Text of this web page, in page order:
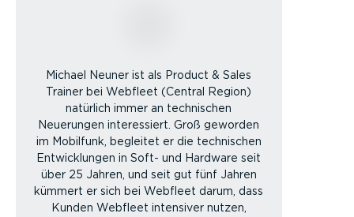
Michael Neuner ist als Product & Sales
Trainer bei Webfleet (Central Region)
natürlich immer an technischen
Neuerungen interessiert. Groß geworden
im Mobilfunk, begleitet er die technischen
Entwicklungen in Soft- und Hardware seit
über 25 Jahren, und seit gut fünf Jahren
kümmert er sich bei Webfleet darum, dass
Kunden Webfleet intensiver nutzen,